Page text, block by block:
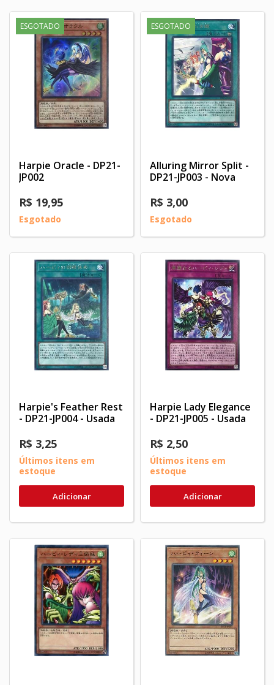
ESGOTADO
Harpie Oracle - DP21-
JP002
R$ 19,95
Esgotado
ESGOTADO
Alluring Mirror Split -
DP21-JP003 - Nova
R$ 3,00
Esgotado
Harpie's Feather Rest
- DP21-JP004 - Usada
R$ 3,25
Últimos itens em
estoque
Adicionar
Harpie Lady Elegance
- DP21-JP005 - Usada
R$ 2,50
Últimos itens em
estoque
Adicionar